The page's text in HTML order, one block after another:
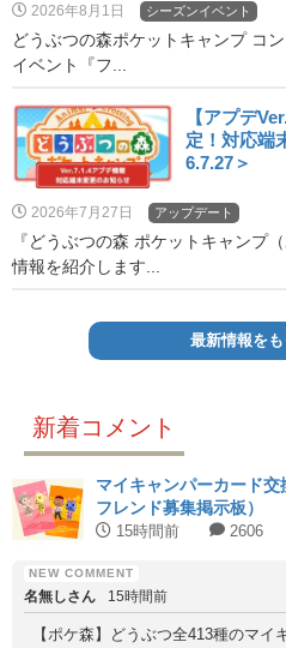
2026年8月1日 シーズンイベント
どうぶつの森ポケットキャンプ コ
イベント『フ...
【アプデ
定！対応端
6.7.27＞
2026年7月27日 アップデート
『どうぶつの森 ポケットキャンプ
情報を紹介します...
最新情報を
新着コメント
マイキャンパーカード交
フレンド募集掲示板）
15時間前 2606
名無しさん 15時間前
【ポケ森】どうぶつ全413種のマ